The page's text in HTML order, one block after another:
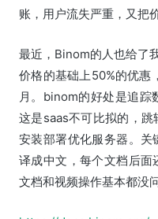
账，用户流失严重，又把
最近，Binom的人也给了
价格的基础上50%的优惠
月。binom的好处是追踪
这是saas不可比拟的，
安装部署优化服务器。
译成中文，每个文档后
文档和视频操作基本都没